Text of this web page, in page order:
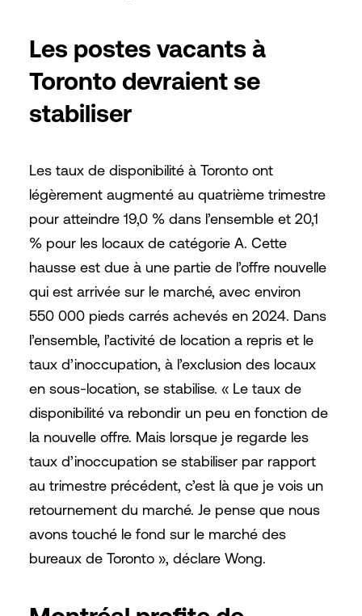
Les postes vacants à
Toronto devraient se
stabiliser
Les taux de disponibilité à Toronto ont
légèrement augmenté au quatrième trimestre
pour atteindre 19,0 % dans l’ensemble et 20,1
% pour les locaux de catégorie A. Cette
hausse est due à une partie de l’offre nouvelle
qui est arrivée sur le marché, avec environ
550 000 pieds carrés achevés en 2024. Dans
l’ensemble, l’activité de location a repris et le
taux d’inoccupation, à l’exclusion des locaux
en sous-location, se stabilise. « Le taux de
disponibilité va rebondir un peu en fonction de
la nouvelle offre. Mais lorsque je regarde les
taux d’inoccupation se stabiliser par rapport
au trimestre précédent, c’est là que je vois un
retournement du marché. Je pense que nous
avons touché le fond sur le marché des
bureaux de Toronto », déclare Wong.